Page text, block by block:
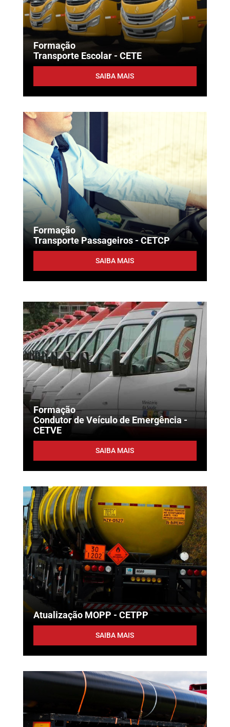
Formação
Transporte Escolar - CETE
SAIBA MAIS
Formação
Transporte Passageiros - CETCP
SAIBA MAIS
Formação
Condutor de Veículo de Emergência -
CETVE
SAIBA MAIS
Atualização MOPP - CETPP
SAIBA MAIS